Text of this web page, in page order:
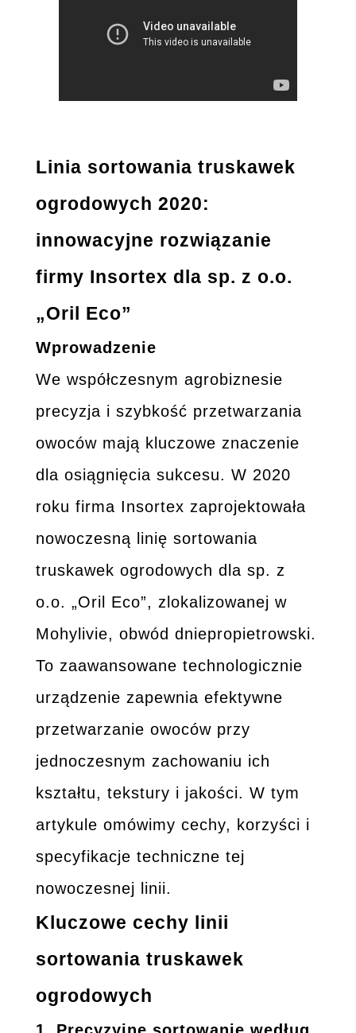
Linia sortowania truskawek
ogrodowych 2020:
innowacyjne rozwiązanie
firmy Insortex dla sp. z o.o.
„Oril Eco”
Wprowadzenie
We współczesnym agrobiznesie
precyzja i szybkość przetwarzania
owoców mają kluczowe znaczenie
dla osiągnięcia sukcesu. W 2020
roku firma Insortex zaprojektowała
nowoczesną linię sortowania
truskawek ogrodowych dla sp. z
o.o. „Oril Eco”, zlokalizowanej w
Mohylivie, obwód dniepropietrowski.
To zaawansowane technologicznie
urządzenie zapewnia efektywne
przetwarzanie owoców przy
jednoczesnym zachowaniu ich
kształtu, tekstury i jakości. W tym
artykule omówimy cechy, korzyści i
specyfikacje techniczne tej
nowoczesnej linii.
Kluczowe cechy linii
sortowania truskawek
ogrodowych